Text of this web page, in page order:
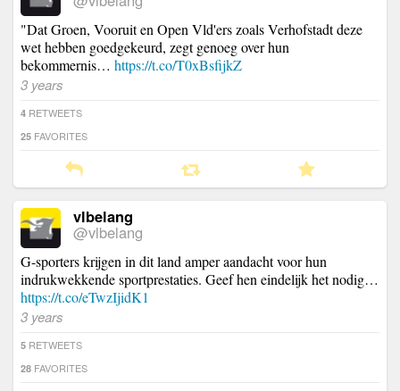
"Dat Groen, Vooruit en Open Vld'ers zoals Verhofstadt deze
wet hebben goedgekeurd, zegt genoeg over hun
bekommernis… https://t.co/T0xBsfijkZ
3 years
4 RETWEETS
25 FAVORITES
vlbelang
@vlbelang
G-sporters krijgen in dit land amper aandacht voor hun
indrukwekkende sportprestaties. Geef hen eindelijk het nodig…
https://t.co/eTwzIjidK1
3 years
5 RETWEETS
28 FAVORITES